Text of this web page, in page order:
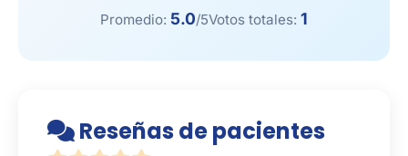
Promedio: 5.0/5Votos totales: 1
Reseñas de pacientes